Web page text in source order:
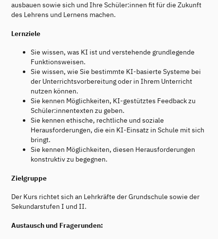
ausbauen sowie sich und Ihre Schüler:innen fit für die Zukunft
des Lehrens und Lernens machen.
Lernziele
Sie wissen, was KI ist und verstehende grundlegende
Funktionsweisen.
Sie wissen, wie Sie bestimmte KI-basierte Systeme bei
der Unterrichtsvorbereitung oder in Ihrem Unterricht
nutzen können.
Sie kennen Möglichkeiten, KI-gestütztes Feedback zu
Schüler:innentexten zu geben.
Sie kennen ethische, rechtliche und soziale
Herausforderungen, die ein KI-Einsatz in Schule mit sich
bringt.
Sie kennen Möglichkeiten, diesen Herausforderungen
konstruktiv zu begegnen.
Zielgruppe
Der Kurs richtet sich an Lehrkräfte der Grundschule sowie der
Sekundarstufen I und II.
Austausch und Fragerunden: